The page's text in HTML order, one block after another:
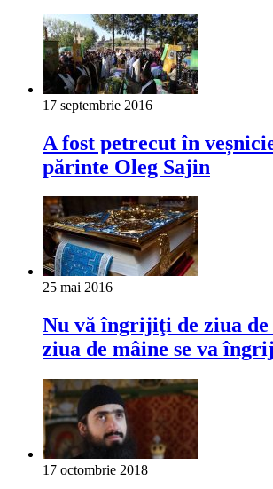
17 septembrie 2016
A fost petrecut în
părinte Oleg Sajin
25 mai 2016
Nu vă îngrijiţi de ziua de
ziua de mâine se va
17 octombrie 2018